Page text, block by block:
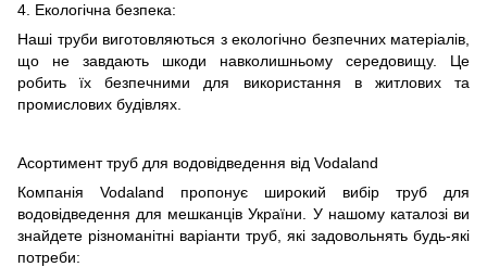
4. Екологічна безпека:
Наші труби виготовляються з екологічно безпечних матеріалів,
що не завдають шкоди навколишньому середовищу. Це
робить їх безпечними для використання в житлових та
промислових будівлях.
Асортимент труб для водовідведення від Vodaland
Компанія Vodaland пропонує широкий вибір труб для
водовідведення для мешканців України. У нашому каталозі ви
знайдете різноманітні варіанти труб, які задовольнять будь-які
потреби: